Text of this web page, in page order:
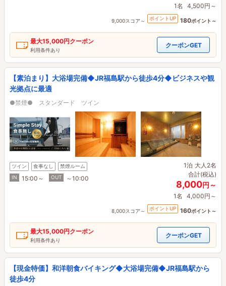
1名 4,500円～
9,000スコア～ ポイントUP 180ポイント～
最大15,000円クーポン
利用条件あり
クーポンGET
【素泊まり】大浴場完備◆JR福島駅から徒歩4分◆ビジネスや観
光拠点に最適
●禁煙● スタンダード ツイン
ツイン 食事なし
禁煙ルーム
IN
15:00～ OUT ～10:00
1泊 大人2名
合計(税込)
8,000円～
1名 4,000円～
8,000スコア～ ポイントUP 160ポイント～
最大15,000円クーポン
利用条件あり
クーポンGET
【現金特価】和洋朝食バイキング◆大浴場完備◆JR福島駅から
徒歩4分